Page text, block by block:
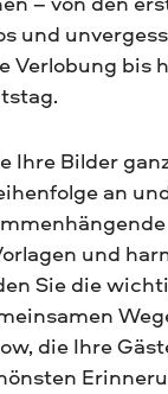
und
Verlobung bis
Ihre Bilder
an
und
Sie die
die Ihre